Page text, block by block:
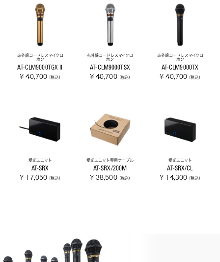
⾚外線コードレスマイクロ
ホン
AT-CLM9000TGX II
¥ 40,700 (税込)
⾚外線コードレスマイクロ
ホン
AT-CLM9000TSX
¥ 40,700 (税込)
赤外線コードレスマイクロ
ホン
AT-CLM9000TX
¥ 40,700 (税込)
受光ユニット
AT-SRX
¥ 17,050 (税込)
受光ユニット専用ケーブル
AT-SRX/200M
¥ 38,500 (税込)
受光ユニット
AT-SRX/CL
¥ 14,300 (税込)